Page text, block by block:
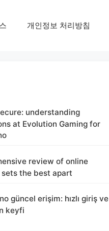
개인정보 처리방침
understanding
at Evolution Gaming for
review of online
the best apart
güncel erişim: hızlı giriş ve
keyfi